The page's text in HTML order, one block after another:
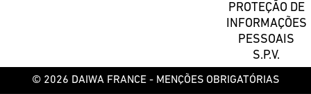
PROTEÇÃO DE
INFORMAÇÕES
PESSOAIS
S.P.V.
© 2026 DAIWA FRANCE - MENÇÕES OBRIGATÓRIAS